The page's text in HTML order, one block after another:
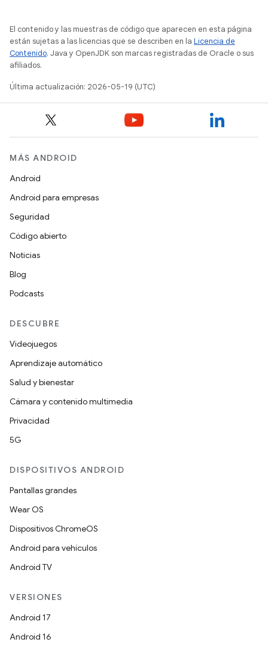
El contenido y las muestras de código que aparecen en esta página
están sujetas a las licencias que se describen en la Licencia de
Contenido. Java y OpenJDK son marcas registradas de Oracle o sus
afiliados.
Última actualización: 2026-05-19 (UTC)
MÁS ANDROID
Android
Android para empresas
Seguridad
Código abierto
Noticias
Blog
Podcasts
DESCUBRE
Videojuegos
Aprendizaje automático
Salud y bienestar
Cámara y contenido multimedia
Privacidad
5G
DISPOSITIVOS ANDROID
Pantallas grandes
Wear OS
Dispositivos ChromeOS
Android para vehículos
Android TV
VERSIONES
Android 17
Android 16